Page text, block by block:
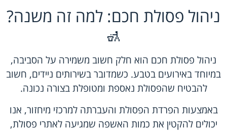
ניהול פסולת חכם: למה זה משנה?
🚮
ניהול פסולת חכם הוא חלק חשוב משמירה על הסביבה,
במיוחד באירועים בטבע. כשמדובר בשירותים ניידים, חשוב
להבטיח שהפסולת נאספת ומטופלת בצורה נכונה.
באמצעות הפרדת הפסולת והעברתה למרכזי מיחזור, אנו
יכולים להקטין את כמות האשפה שמגיעה לאתרי פסולת,